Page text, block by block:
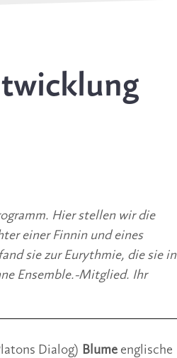
Hier stellen wir die
einer Finnin und eines
sie zur Eurythmie, die sie in
Ensemble.-Mitglied. Ihr
Dialog) Blume englische